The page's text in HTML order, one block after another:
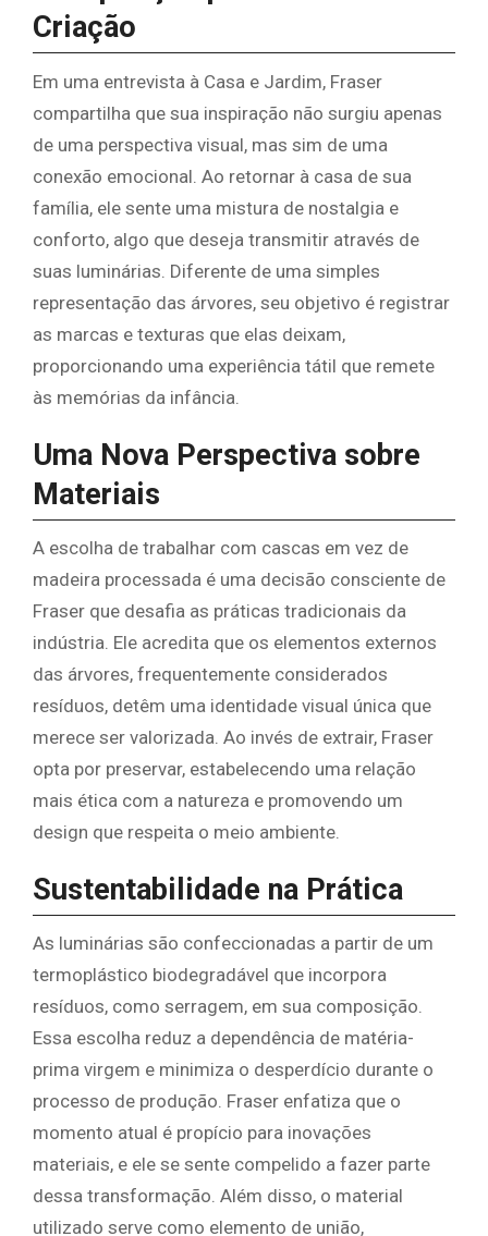
Criação
Em uma entrevista à Casa e Jardim, Fraser
compartilha que sua inspiração não surgiu apenas
de uma perspectiva visual, mas sim de uma
conexão emocional. Ao retornar à casa de sua
família, ele sente uma mistura de nostalgia e
conforto, algo que deseja transmitir através de
suas luminárias. Diferente de uma simples
representação das árvores, seu objetivo é registrar
as marcas e texturas que elas deixam,
proporcionando uma experiência tátil que remete
às memórias da infância.
Uma Nova Perspectiva sobre
Materiais
A escolha de trabalhar com cascas em vez de
madeira processada é uma decisão consciente de
Fraser que desafia as práticas tradicionais da
indústria. Ele acredita que os elementos externos
das árvores, frequentemente considerados
resíduos, detêm uma identidade visual única que
merece ser valorizada. Ao invés de extrair, Fraser
opta por preservar, estabelecendo uma relação
mais ética com a natureza e promovendo um
design que respeita o meio ambiente.
Sustentabilidade na Prática
As luminárias são confeccionadas a partir de um
termoplástico biodegradável que incorpora
resíduos, como serragem, em sua composição.
Essa escolha reduz a dependência de matéria-
prima virgem e minimiza o desperdício durante o
processo de produção. Fraser enfatiza que o
momento atual é propício para inovações
materiais, e ele se sente compelido a fazer parte
dessa transformação. Além disso, o material
utilizado serve como elemento de união,